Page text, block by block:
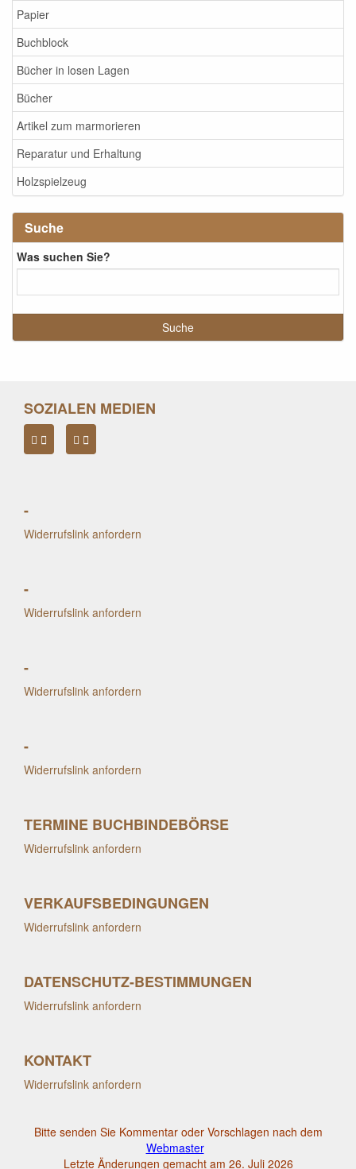
Papier
Buchblock
Bücher in losen Lagen
Bücher
Artikel zum marmorieren
Reparatur und Erhaltung
Holzspielzeug
Suche
Was suchen Sie?
SOZIALEN MEDIEN
-
Widerrufslink anfordern
-
Widerrufslink anfordern
-
Widerrufslink anfordern
-
Widerrufslink anfordern
TERMINE BUCHBINDEBÖRSE
Widerrufslink anfordern
VERKAUFSBEDINGUNGEN
Widerrufslink anfordern
DATENSCHUTZ-BESTIMMUNGEN
Widerrufslink anfordern
KONTAKT
Widerrufslink anfordern
Bitte senden Sie Kommentar oder Vorschlagen nach dem
Webmaster
Letzte Änderungen gemacht am 26. Juli 2026